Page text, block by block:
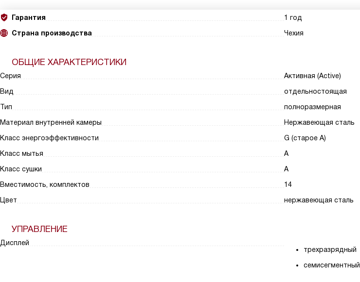
Гарантия
1 год
Страна производства
Чехия
ОБЩИЕ ХАРАКТЕРИСТИКИ
Серия
Активная (Active)
Вид
отдельностоящая
Тип
полноразмерная
Материал внутренней камеры
Нержавеющая сталь
Класс энергоэффективности
G (старое A)
Класс мытья
A
Класс сушки
A
Вместимость, комплектов
14
Цвет
нержавеющая сталь
УПРАВЛЕНИЕ
Дисплей
трехразрядный
семисегментный